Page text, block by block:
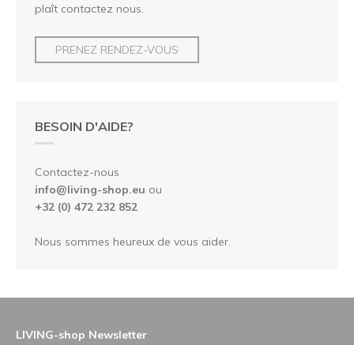
plaît contactez nous.
PRENEZ RENDEZ-VOUS
BESOIN D'AIDE?
Contactez-nous
info@living-shop.eu ou
+32 (0) 472 232 852
Nous sommes heureux de vous aider.
LIVING-shop Newsletter